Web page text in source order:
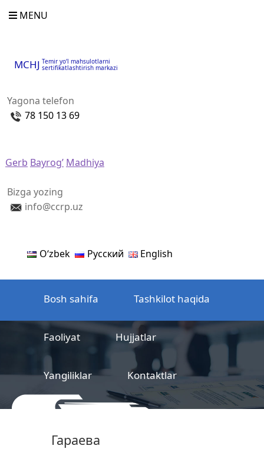
MENU
MCHJ Temir yo‘l mahsulotlarni
sertifikatlashtirish markazi
Yagona telefon
78 150 13 69
Gerb Bayrog’ Madhiya
Bizga yozing
info@ccrp.uz
Oʻzbek Русский English
Bosh sahifa Tashkilot haqida
Faoliyat Hujjatlar
Yangiliklar Kontaktlar
sertifikatlashtirish markazi
Гараева